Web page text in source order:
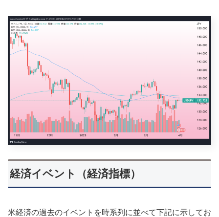
経済イベント（経済指標）
米経済の過去のイベントを時系列に並べて下記に示してお